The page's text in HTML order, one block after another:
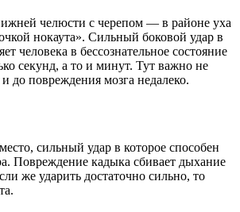
челюсти с черепом — в районе уха
нокаута». Сильный боковой удар в
человека в бессознательное состояние
секунд, а то и минут. Тут важно не
до повреждения мозга недалеко.
сильный удар в которое способен
Повреждение кадыка сбивает дыхание
же ударить достаточно сильно, то